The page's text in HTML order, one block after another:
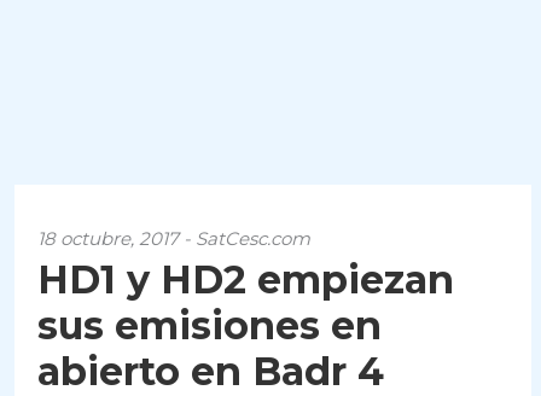
18 octubre, 2017 - SatCesc.com
HD1 y HD2 empiezan
sus emisiones en
abierto en Badr 4